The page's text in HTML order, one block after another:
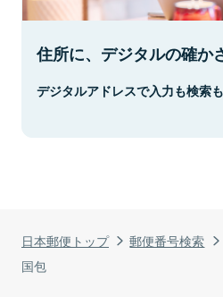
日本郵便トップ 郵便番号検索
国包
住所に、デジタルの確か
デジタルアドレスで入力も検索も